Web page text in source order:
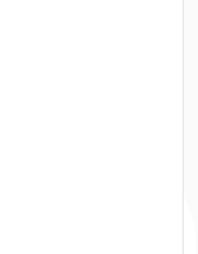
レスからもお